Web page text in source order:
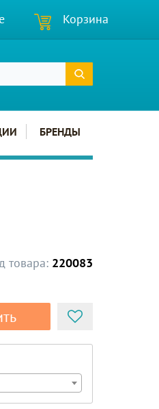
Корзина
БРЕНДЫ
товара: 220083